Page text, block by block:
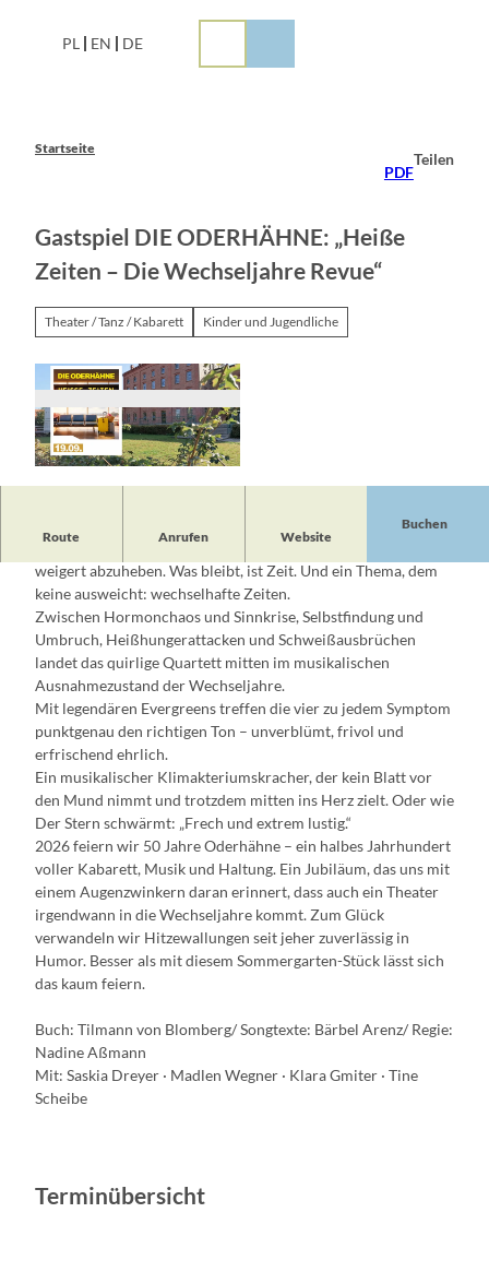
PL EN DE
Startseite
PDF
Teilen
Gastspiel DIE ODERHÄHNE: „Heiße
Zeiten – Die Wechseljahre Revue“
Theater / Tanz / Kabarett Kinder und Jugendliche
k Fürstenwalde, F.T.V.
Route Anrufen Website
Buchen
Vier Frauen. Ein Terminal. Ein Flug nach New York, der sich
weigert abzuheben. Was bleibt, ist Zeit. Und ein Thema, dem
keine ausweicht: wechselhafte Zeiten.
Zwischen Hormonchaos und Sinnkrise, Selbstfindung und
Umbruch, Heißhungerattacken und Schweißausbrüchen
landet das quirlige Quartett mitten im musikalischen
Ausnahmezustand der Wechseljahre.
Mit legendären Evergreens treffen die vier zu jedem Symptom
punktgenau den richtigen Ton – unverblümt, frivol und
erfrischend ehrlich.
Ein musikalischer Klimakteriumskracher, der kein Blatt vor
den Mund nimmt und trotzdem mitten ins Herz zielt. Oder wie
Der Stern schwärmt: „Frech und extrem lustig.“
2026 feiern wir 50 Jahre Oderhähne – ein halbes Jahrhundert
voller Kabarett, Musik und Haltung. Ein Jubiläum, das uns mit
einem Augenzwinkern daran erinnert, dass auch ein Theater
irgendwann in die Wechseljahre kommt. Zum Glück
verwandeln wir Hitzewallungen seit jeher zuverlässig in
Humor. Besser als mit diesem Sommergarten-Stück lässt sich
das kaum feiern.
Buch: Tilmann von Blomberg/ Songtexte: Bärbel Arenz/ Regie:
Nadine Aßmann
Mit: Saskia Dreyer · Madlen Wegner · Klara Gmiter · Tine
Scheibe
Terminübersicht